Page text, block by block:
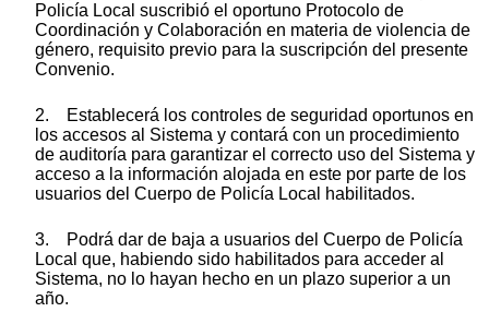
Policía Local suscribió el oportuno Protocolo de
Coordinación y Colaboración en materia de violencia de
género, requisito previo para la suscripción del presente
Convenio.
2. Establecerá los controles de seguridad oportunos en
los accesos al Sistema y contará con un procedimiento
de auditoría para garantizar el correcto uso del Sistema y
acceso a la información alojada en este por parte de los
usuarios del Cuerpo de Policía Local habilitados.
3. Podrá dar de baja a usuarios del Cuerpo de Policía
Local que, habiendo sido habilitados para acceder al
Sistema, no lo hayan hecho en un plazo superior a un
año.